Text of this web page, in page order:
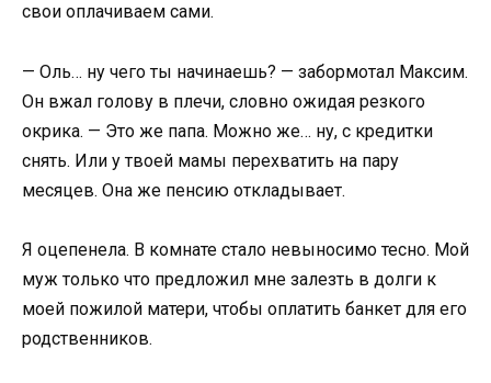
свои оплачиваем сами.
— Оль… ну чего ты начинаешь? — забормотал Максим.
Он вжал голову в плечи, словно ожидая резкого
окрика. — Это же папа. Можно же… ну, с кредитки
снять. Или у твоей мамы перехватить на пару
месяцев. Она же пенсию откладывает.
Я оцепенела. В комнате стало невыносимо тесно. Мой
муж только что предложил мне залезть в долги к
моей пожилой матери, чтобы оплатить банкет для его
родственников.